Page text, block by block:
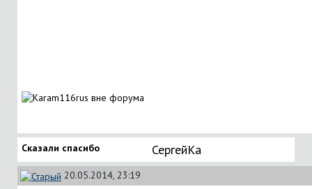
Сказали спасибо СергейКа
20.05.2014, 23:19